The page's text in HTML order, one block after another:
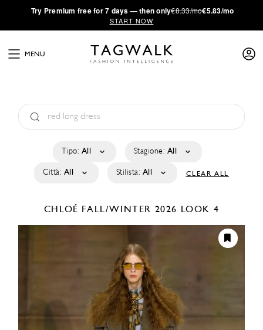
·Try Premium free for 7 days — then only€8.33/mo€5.83/mo
START NOW
MENU
Tipo: All Stagione: All
Città: All Stilista: All CLEAR ALL
CHLOÉ FALL/WINTER 2026 LOOK 4